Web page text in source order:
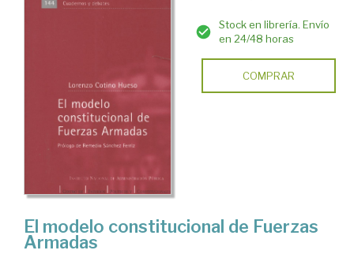
Stock en librería. Envío
en 24/48 horas
COMPRAR
El modelo constitucional de Fuerzas
Armadas